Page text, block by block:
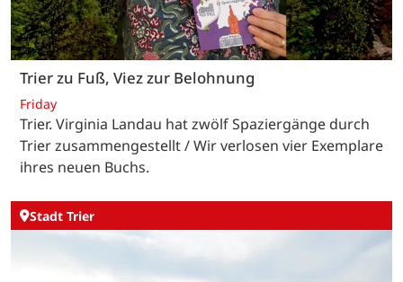
Trier zu Fuß, Viez zur Belohnung
Friday
Trier. Virginia Landau hat zwölf Spaziergänge durch
Trier zusammengestellt / Wir verlosen vier Exemplare
ihres neuen Buchs.
Stadt Trier